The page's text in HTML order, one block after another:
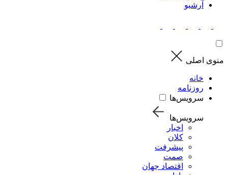
آرشیو
منوی اصلی
خانه
روزنامه
سرویس‌ها
سرویس‌ها
اخبار
کلان
پیشرفت
صمت
اقتصاد جهان